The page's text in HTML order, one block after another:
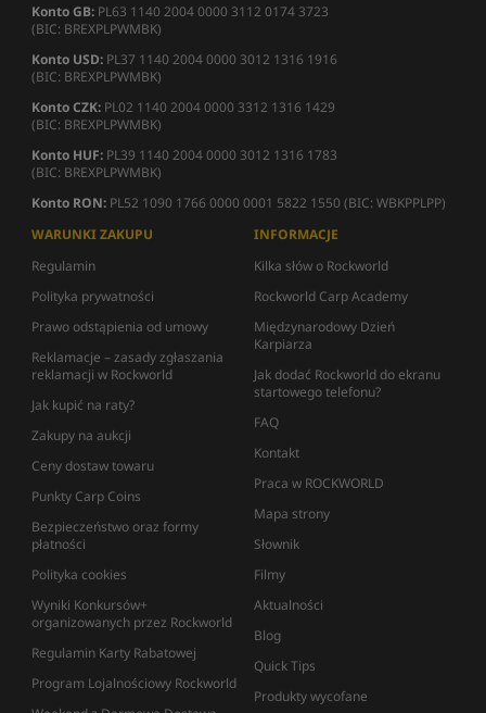
Konto GB: PL63 1140 2004 0000 3112 0174 3723
(BIC: BREXPLPWMBK)
Konto USD: PL37 1140 2004 0000 3012 1316 1916
(BIC: BREXPLPWMBK)
Konto CZK: PL02 1140 2004 0000 3312 1316 1429
(BIC: BREXPLPWMBK)
Konto HUF: PL39 1140 2004 0000 3012 1316 1783
(BIC: BREXPLPWMBK)
Konto RON: PL52 1090 1766 0000 0001 5822 1550 (BIC: WBKPPLPP)
WARUNKI ZAKUPU
Regulamin
Polityka prywatności
Prawo odstąpienia od umowy
Reklamacje – zasady zgłaszania
reklamacji w Rockworld
Jak kupić na raty?
Zakupy na aukcji
Ceny dostaw towaru
Punkty Carp Coins
Bezpieczeństwo oraz formy
płatności
Polityka cookies
Wyniki Konkursów+
organizowanych przez Rockworld
Regulamin Karty Rabatowej
Program Lojalnościowy Rockworld
INFORMACJE
Kilka słów o Rockworld
Rockworld Carp Academy
Międzynarodowy Dzień
Karpiarza
Jak dodać Rockworld do ekranu
startowego telefonu?
FAQ
Kontakt
Praca w ROCKWORLD
Mapa strony
Słownik
Filmy
Aktualności
Blog
Quick Tips
Produkty wycofane